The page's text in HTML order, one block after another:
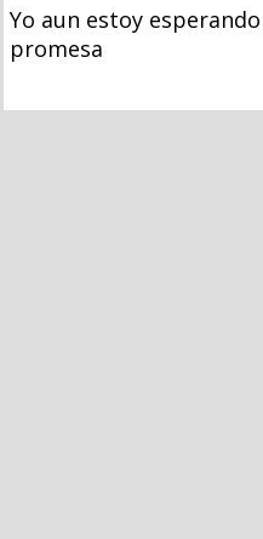
Yo aun estoy
promesa